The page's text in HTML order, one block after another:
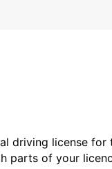
license
parts of your